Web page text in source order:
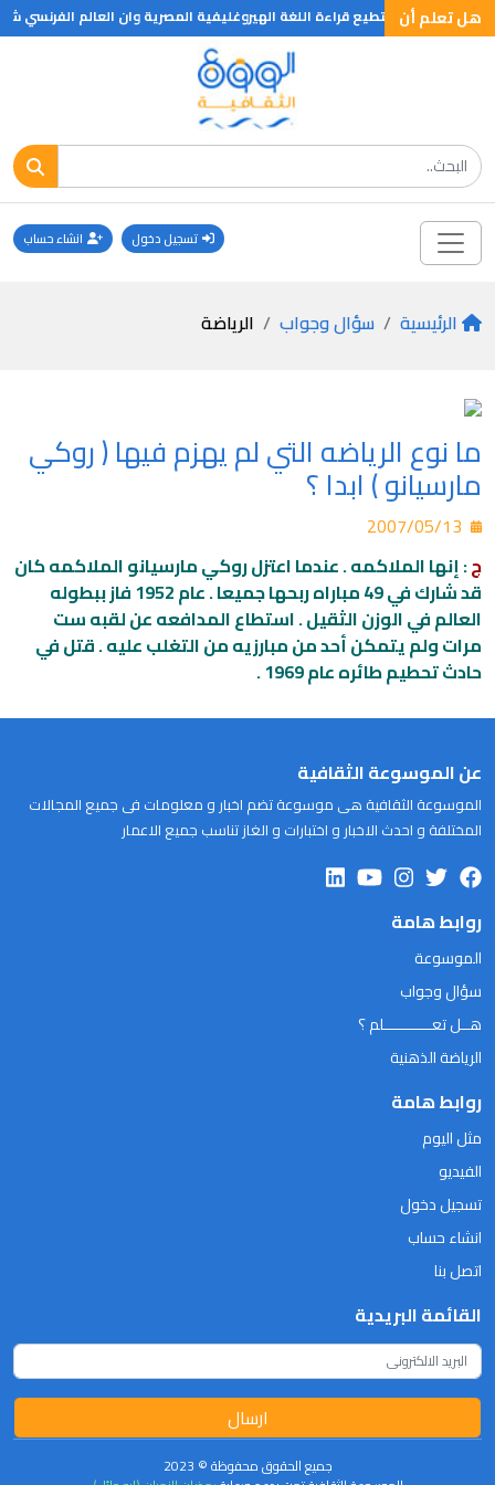
هل تعلم أن
تسجيل دخول انشاء حساب
الرئيسية سؤال وجواب الرياضة
ما نوع الرياضه التي لم يهزم فيها ( روكي
مارسيانو ) ابدا ؟
ج: إنها الملاكمه . عندما اعتزل روكي مارسيانو الملاكمه كان
قد شارك في 49 مباراه ربحها جميعا . عام 1952 فاز ببطوله
العالم في الوزن الثقيل . استطاع المدافعه عن لقبه ست
مرات ولم يتمكن أحد من مبارزيه من التغلب عليه . قتل في
حادث تحطيم طائره عام 1969 .
عن الموسوعة الثقافية
الموسوعة الثقافية هى موسوعة تضم اخبار و معلومات فى جميع المجالات
المختلفة و احدث الاخبار و اختبارات و الغاز تناسب جميع الاعمار
روابط هامة
الموسوعة
سؤال وجواب
هــل تعـــــــــــلم ؟
الرياضة الذهنية
روابط هامة
مثل اليوم
الفيديو
تسجيل دخول
انشاء حساب
اتصل بنا
القائمة البريدية
ارسال
جميع الحقوق محفوظة © 2023